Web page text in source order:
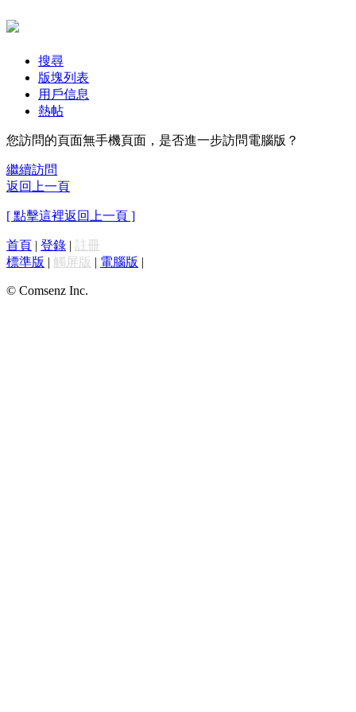
搜尋
版塊列表
用戶信息
熱帖
您訪問的頁面無手機頁面，是否進一步訪問電腦版？
繼續訪問
返回上一頁
[ 點擊這裡返回上一頁 ]
首頁 | 登錄 | 註冊
標準版 | 觸屏版 | 電腦版 |
© Comsenz Inc.